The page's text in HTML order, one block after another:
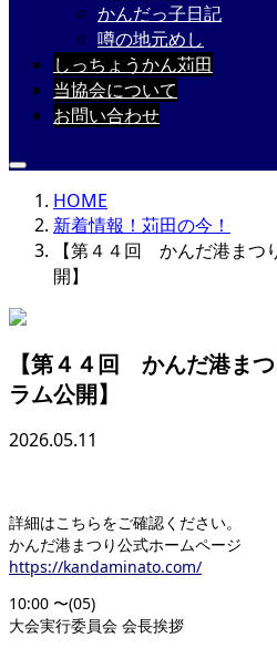
かんだっ子日記
噂の地元めし
しっちょうかん苅田
当協会について
お問い合わせ
HOME
新着情報！苅田の今！
【第４４回 かんだ港ま
開】
【第４４回 かんだ港ま
ラム公開】
2026.05.11
詳細はこちらをご確認ください。
かんだ港まつり公式ホームページ
https://kandaminato.com/
10:00 〜(05)
大会実行委員会 会長挨拶